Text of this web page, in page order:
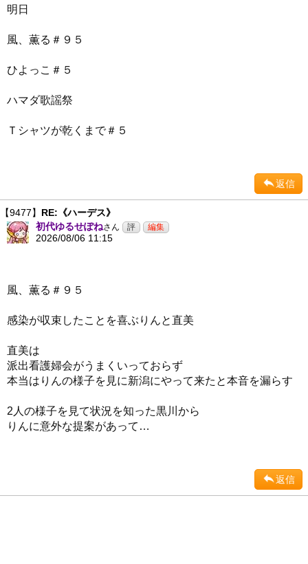
明日
風、薫る＃９５
ひよっこ＃５
ハマダ歌謡祭
Ｔシャツが乾くまで＃５
返信
【9477】 RE:《ハーデス》
初代ゆるせぽねさん
2026/08/06 11:15
風、薫る＃９５
感染が収束したことを喜ぶりんと直美
直美は
派出看護婦会がうまくいっておらず
本当はりんの様子を見に新潟にやって来たと本音を漏らす
2人の様子を見て状況を知った黒川から
りんに意外な提案があって…
返信